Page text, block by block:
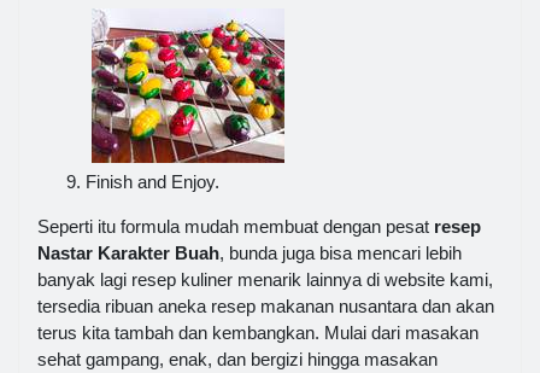
Finish and Enjoy.
Seperti itu formula mudah membuat dengan pesat resep
Nastar Karakter Buah, bunda juga bisa mencari lebih
banyak lagi resep kuliner menarik lainnya di website kami,
tersedia ribuan aneka resep makanan nusantara dan akan
terus kita tambah dan kembangkan. Mulai dari masakan
sehat gampang, enak, dan bergizi hingga masakan